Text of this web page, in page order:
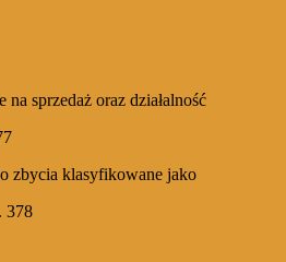
sprzedaż oraz działalność
zbycia klasyfikowane jako
378